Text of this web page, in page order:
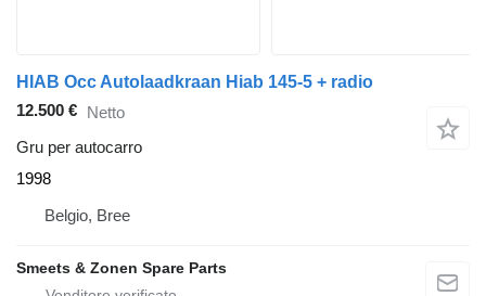
HIAB Occ Autolaadkraan Hiab 145-5 + radio
12.500 € Netto
Gru per autocarro
1998
Belgio, Bree
Smeets & Zonen Spare Parts